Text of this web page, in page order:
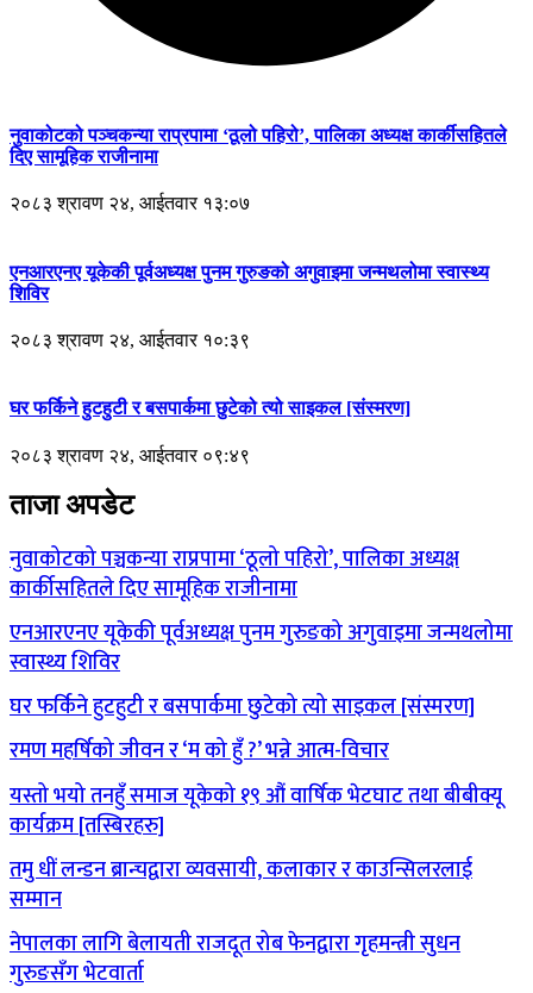
नुवाकोटको पञ्चकन्या राप्रपामा ‘ठूलो पहिरो’, पालिका अध्यक्ष कार्कीसहितले
दिए सामूहिक राजीनामा
२०८३ श्रावण २४, आईतवार १३:०७
एनआरएनए यूकेकी पूर्वअध्यक्ष पुनम गुरुङको अगुवाइमा जन्मथलोमा स्वास्थ्य
शिविर
२०८३ श्रावण २४, आईतवार १०:३९
घर फर्किने हुटहुटी र बसपार्कमा छुटेको त्यो साइकल [संस्मरण]
२०८३ श्रावण २४, आईतवार ०९:४९
ताजा अपडेट
नुवाकोटको पञ्चकन्या राप्रपामा ‘ठूलो पहिरो’, पालिका अध्यक्ष
कार्कीसहितले दिए सामूहिक राजीनामा
एनआरएनए यूकेकी पूर्वअध्यक्ष पुनम गुरुङको अगुवाइमा जन्मथलोमा
स्वास्थ्य शिविर
घर फर्किने हुटहुटी र बसपार्कमा छुटेको त्यो साइकल [संस्मरण]
रमण महर्षिको जीवन र ‘म को हुँ ?’ भन्ने आत्म-विचार
यस्तो भयो तनहुँ समाज यूकेको १९ औं वार्षिक भेटघाट तथा बीबीक्यू
कार्यक्रम [तस्बिरहरु]
तमु धीं लन्डन ब्रान्चद्वारा व्यवसायी, कलाकार र काउन्सिलरलाई
सम्मान
नेपालका लागि बेलायती राजदूत रोब फेनद्वारा गृहमन्त्री सुधन
गुरुङसँग भेटवार्ता